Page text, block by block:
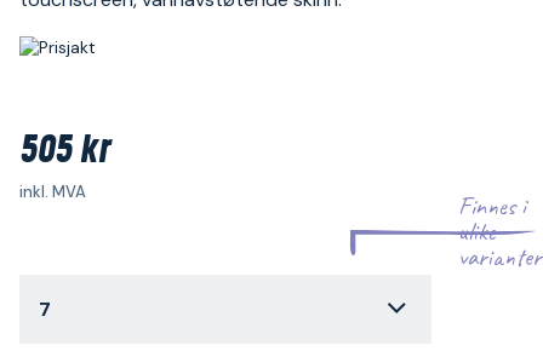
505 kr
inkl. MVA
Finnes i
ulike
varianter
7